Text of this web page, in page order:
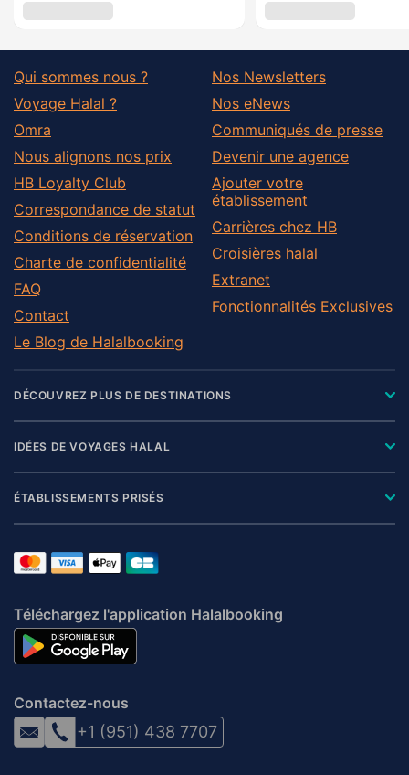
Qui sommes nous ?
Voyage Halal ?
Omra
Nous alignons nos prix
HB Loyalty Club
Correspondance de statut
Conditions de réservation
Charte de confidentialité
FAQ
Contact
Le Blog de Halalbooking
Nos Newsletters
Nos eNews
Communiqués de presse
Devenir une agence
Ajouter votre
établissement
Carrières chez HB
Croisières halal
Extranet
Fonctionnalités Exclusives
DÉCOUVREZ PLUS DE DESTINATIONS
IDÉES DE VOYAGES HALAL
ÉTABLISSEMENTS PRISÉS
Téléchargez l'application Halalbooking
Contactez-nous
+1 (951) 438 7707